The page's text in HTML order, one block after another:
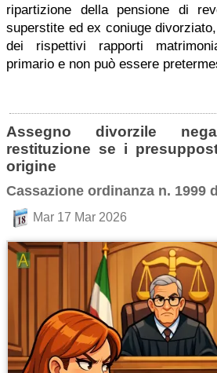
ripartizione della pensione di
superstite ed ex coniuge
dei rispettivi rapporti
primario e non può essere
Assegno divorzile
restituzione se i
origine
Cassazione ordinanza n. 1999
Mar 17 Mar 2026